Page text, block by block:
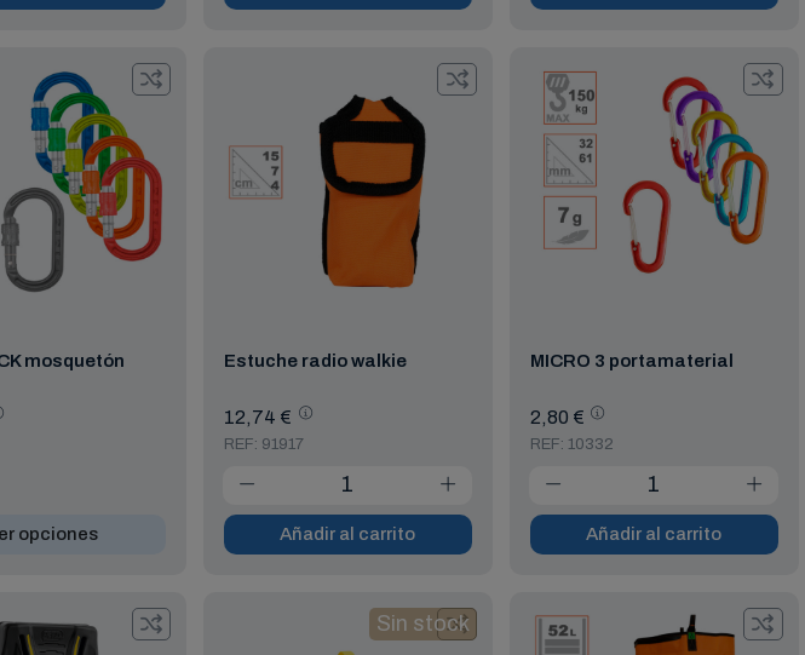
mosquetón
opciones
Estuche radio walkie
12,74 €
REF: 91917
Añadir al carrito
MICRO 3 portamaterial
2,80 €
REF: 10332
Añadir al carrito
Sin stock